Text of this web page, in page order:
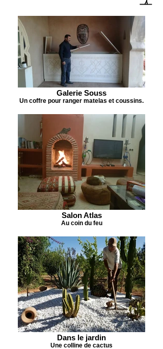
Galerie Souss
Un coffre pour ranger matelas et coussins.
Salon Atlas
Au coin du feu
Dans le jardin
Une colline de cactus